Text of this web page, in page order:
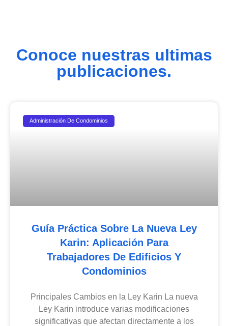
Conoce nuestras ultimas
publicaciones.
Administración De Condominios
Guía Práctica Sobre La Nueva Ley
Karin: Aplicación Para
Trabajadores De Edificios Y
Condominios
Principales Cambios en la Ley Karin La nueva
Ley Karin introduce varias modificaciones
significativas que afectan directamente a los